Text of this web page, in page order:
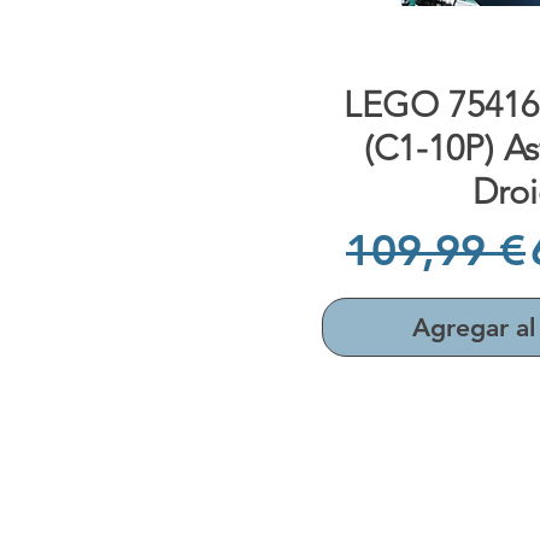
Vista rápida
LEGO
(C1-10P)
Precio
109,99 €
Agregar